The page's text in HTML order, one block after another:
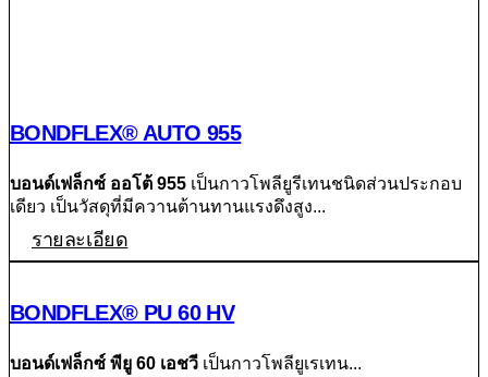
BONDFLEX® AUTO 955
บอนด์เฟล็กซ์ ออโต้ 955 เป็นกาวโพลียูรีเทนชนิดส่วนประกอบ
เดียว เป็นวัสดุที่มีควานต้านทานแรงดึงสูง...
รายละเอียด
BONDFLEX® PU 60 HV
บอนด์เฟล็กซ์ พียู 60 เอชวี เป็นกาวโพลียูเรเทน...